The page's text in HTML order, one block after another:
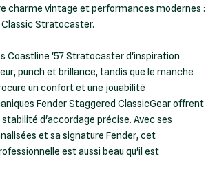
charme vintage et performances modernes :
Classic Stratocaster.
Coastline '57 Stratocaster d'inspiration
punch et brillance, tandis que le manche
un confort et une jouabilité
Fender Staggered ClassicGear offrent
stabilité d'accordage précise. Avec ses
et sa signature Fender, cet
est aussi beau qu'il est